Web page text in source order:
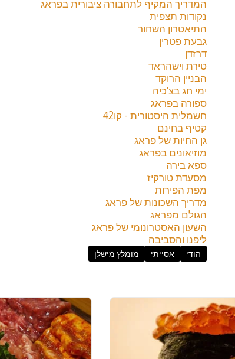
המדריך המקיף לתחבורה ציבורית בפראג
נקודות תצפית
התיאטרון השחור
גבעת פטרין
דרזדן
טירת וישהראד
הבניין הרוקד
ימי חג בצ'כיה
ספורה בפראג
חשמלית היסטורית - קו42
קטיף בחינם
גן החיות של פראג
מוזיאונים בפראג
ספא בירה
מסעדת טורקיז
מפת הפירות
מדריך השכונות של פראג
הגולם מפראג
השעון האסטרונומי של פראג
ליפנו והסביבה
הודי אסייתי מומלץ מישלן